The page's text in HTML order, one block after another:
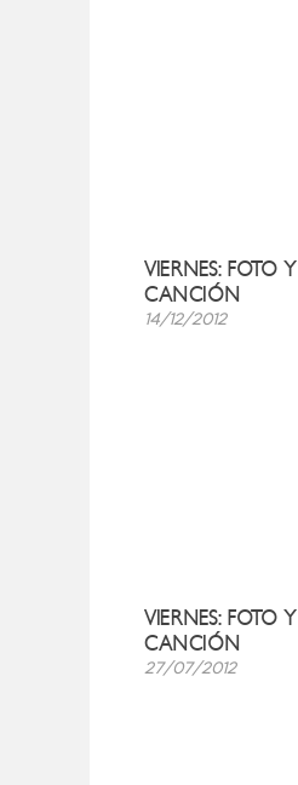
VIERNES: FOTO Y
CANCIÓN
14/12/2012
VIERNES: FOTO Y
CANCIÓN
27/07/2012